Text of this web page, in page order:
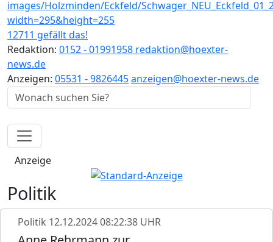
12711 gefällt das!
Redaktion: 0152 - 01991958 redaktion@hoexter-
news.de
Anzeigen: 05531 - 9826445anzeigen@hoexter-news.de
Anzeige
Politik
Politik 12.12.2024 08:22:38 UHR